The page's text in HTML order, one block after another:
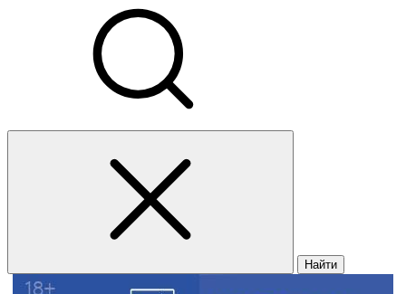
Найти